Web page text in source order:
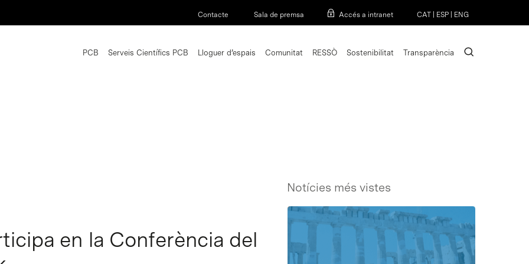
Contacte Sala de premsa Accés a intranet CAT ESP ENG
PCB Serveis Científics PCB Lloguer d’espais Comunitat RESSÒ Sostenibilitat Transparència search
en la Conferència del
Notícies més vistes